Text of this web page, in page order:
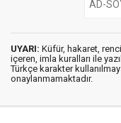
UYARI: Küfür, hakaret,
içeren, imla kuralları ile
Türkçe karakter
onaylanmamaktadır.